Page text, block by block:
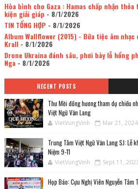
Hòa bình cho Gaza : Hamas chấp nhận thỏa
kiện giải giáp - 8/1/2026
TIN TỔNG HỢP - 8/1/2026
Album Wallflower (2015) - Bữa tiệc âm nhạc
Krall- 8/1/2026
Drone Ukraina đánh sâu, phơi bày lỗ hổng
Nga- 8/1/2026
RECENT POSTS
Thư Mời đồng hương tham dự chiều
Việt Ngữ Văn Lang
VietVungVinh Mar 21, 2024
Trung Tâm Việt Ngữ Văn Lang SJ: Lễ
Niệm 9-11
VietVungVinh Sept 11,
Họp Báo: Cựu Nghị Viên Nguyễn Tâm